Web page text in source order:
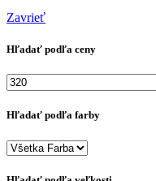
Zavrieť
Hľadať podľa ceny
Minimálna
cena
Hľadať podľa farby